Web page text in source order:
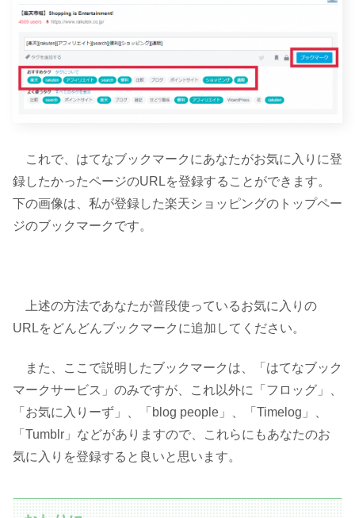
これで、はてなブックマークにあなたがお気に入りに登
録したかったページのURLを登録することができます。
下の画像は、私が登録した楽天ショッピングのトップペー
ジのブックマークです。
上述の方法であなたが普段使っているお気に入りの
URLをどんどんブックマークに追加してください。
また、ここで説明したブックマークは、「はてなブック
マークサービス」のみですが、これ以外に「フロッグ」、
「お気に入りーず」、「blog people」、「Timelog」、
「Tumblr」などがありますので、これらにもあなたのお
気に入りを登録すると良いと思います。